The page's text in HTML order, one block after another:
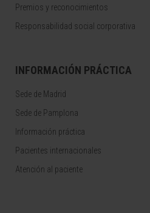
Premios y reconocimientos
Responsabilidad social corporativa
INFORMACIÓN PRÁCTICA
Sede de Madrid
Sede de Pamplona
Información práctica
Pacientes internacionales
Atención al paciente